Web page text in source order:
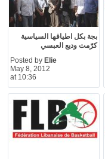
بجة بكل اطيافها السياسية
كرّمت وديع العبسي
Posted by Elie
May 8, 2012
at 10:36